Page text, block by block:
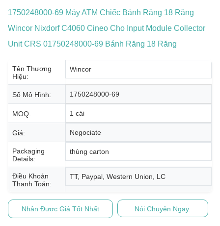
1750248000-69 Máy ATM Chiếc Bánh Răng 18 Răng
Wincor Nixdorf C4060 Cineo Cho Input Module Collector
Unit CRS 01750248000-69 Bánh Răng 18 Răng
Tên Thương
Hiệu:
Wincor
Số Mô Hình: 1750248000-69
MOQ: 1 cái
Giá: Negociate
Packaging
Details:
thùng carton
Điều Khoản
Thanh Toán:
TT, Paypal, Western Union, LC
Nhận Được Giá Tốt Nhất Nói Chuyện Ngay.